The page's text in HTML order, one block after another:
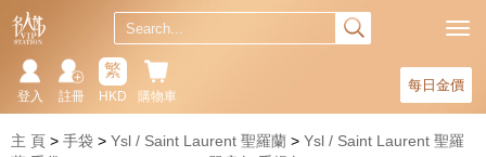
每日金價
購物車
繁
HKD
註冊
登入
主 頁 手袋 Ysl / Saint Laurent 聖羅蘭
Ysl / Saint Laurent 聖羅